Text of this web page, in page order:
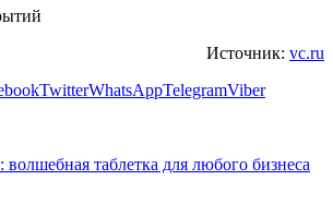
Источник: vc.ru
TwitterWhatsAppTelegramViber
таблетка для любого бизнеса